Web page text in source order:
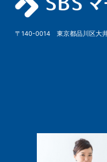
〒140-0014 東京都品川区大